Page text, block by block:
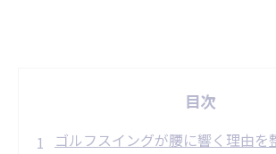
目次
ゴルフスイングが腰に響く理由を